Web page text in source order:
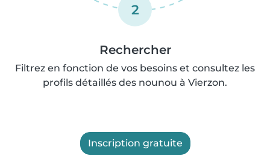
2
Rechercher
Filtrez en fonction de vos besoins et consultez les
profils détaillés des nounou à Vierzon.
Inscription gratuite